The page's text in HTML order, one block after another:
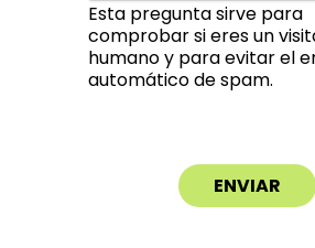
Esta pregunta sirve para
comprobar si eres un
humano y para evitar el
automático de spam.